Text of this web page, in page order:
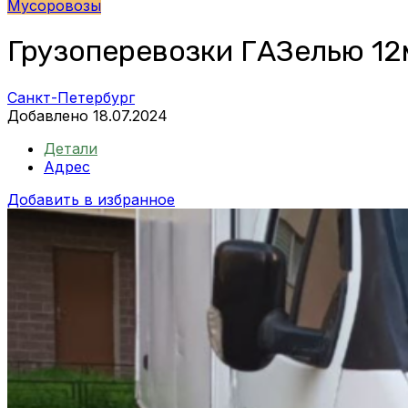
Мусоровозы
Грузоперевозки ГАЗелью
Санкт-Петербург
Добавлено 18.07.2024
Детали
Адрес
Добавить в избранное